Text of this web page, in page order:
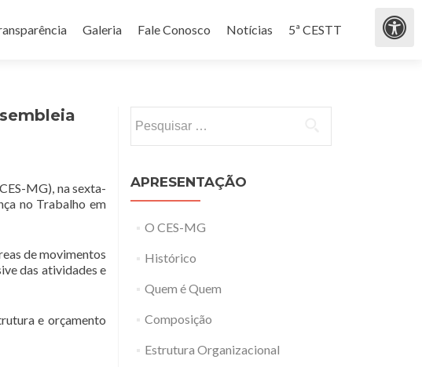
Galeria Fale Conosco Notícias 5ª CESTT
MG), na sexta-
no Trabalho em
de movimentos
das atividades e
e orçamento
APRESENTAÇÃO
O CES-MG
Histórico
Quem é Quem
Composição
Estrutura Organizacional